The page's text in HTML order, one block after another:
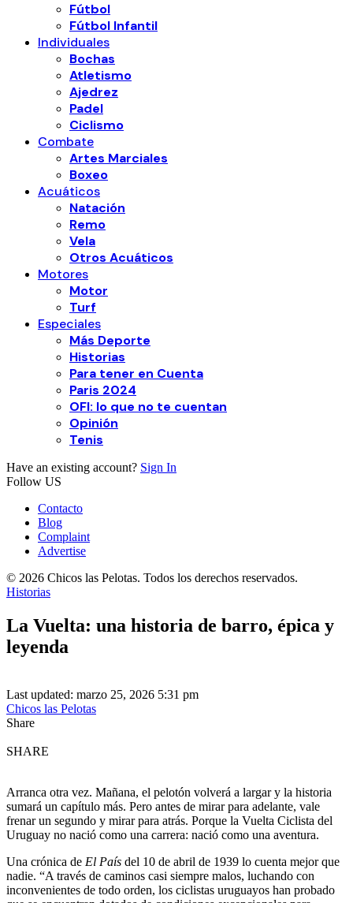
Fútbol
Fútbol Infantil
Individuales
Bochas
Atletismo
Ajedrez
Padel
Ciclismo
Combate
Artes Marciales
Boxeo
Acuáticos
Natación
Remo
Vela
Otros Acuáticos
Motores
Motor
Turf
Especiales
Más Deporte
Historias
Para tener en Cuenta
Paris 2024
OFI: lo que no te cuentan
Opinión
Tenis
Have an existing account? Sign In
Follow US
Contacto
Blog
Complaint
Advertise
© 2026 Chicos las Pelotas. Todos los derechos reservados.
Historias
La Vuelta: una historia de barro, épica y
leyenda
Last updated: marzo 25, 2026 5:31 pm
Chicos las Pelotas
Share
SHARE
Arranca otra vez. Mañana, el pelotón volverá a largar y la historia
sumará un capítulo más. Pero antes de mirar para adelante, vale
frenar un segundo y mirar para atrás. Porque la Vuelta Ciclista del
Uruguay no nació como una carrera: nació como una aventura.
Una crónica de El País del 10 de abril de 1939 lo cuenta mejor que
nadie. “A través de caminos casi siempre malos, luchando con
inconvenientes de todo orden, los ciclistas uruguayos han probado